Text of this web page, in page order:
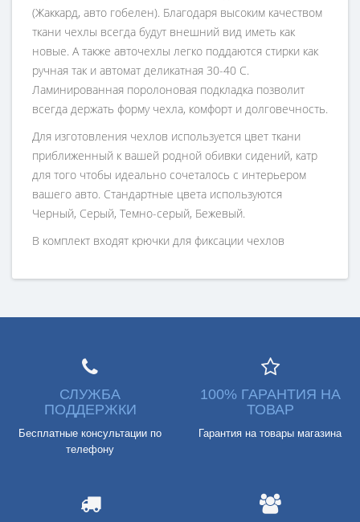
(Жаккард, авто гобелен). Благодаря высоким качеством
ткани чехлы всегда будут внешний вид иметь как
новые. А также авточехлы легко поддаются стирки как
ручная так и автомат деликатная 30-40 С.
Ламинированная поролоновая подкладка позволит
всегда держать форму чехла, комфорт и долговечность.
Для изготовления чехлов используется цвет ткани
приближенный к вашей родной обивки сидений, катр
для того чтобы идеально сочеталось с интерьером
вашего авто. Стандартные цвета используются
Черный, Серый, Темно-серый, Бежевый.
В комплект входят крючки для фиксации чехлов
СЛУЖБА
ПОДДЕРЖКИ
Бесплатные консультации по
телефону
100% ГАРАНТИЯ НА
ТОВАР
Гарантия на товары магазина